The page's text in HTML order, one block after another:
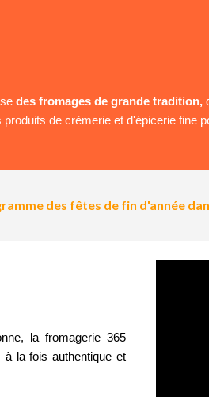
des fromages de grande tradition,
de crèmerie et d'épicerie fine
des fêtes de fin d'année
la fromagerie365
la fois authentique et